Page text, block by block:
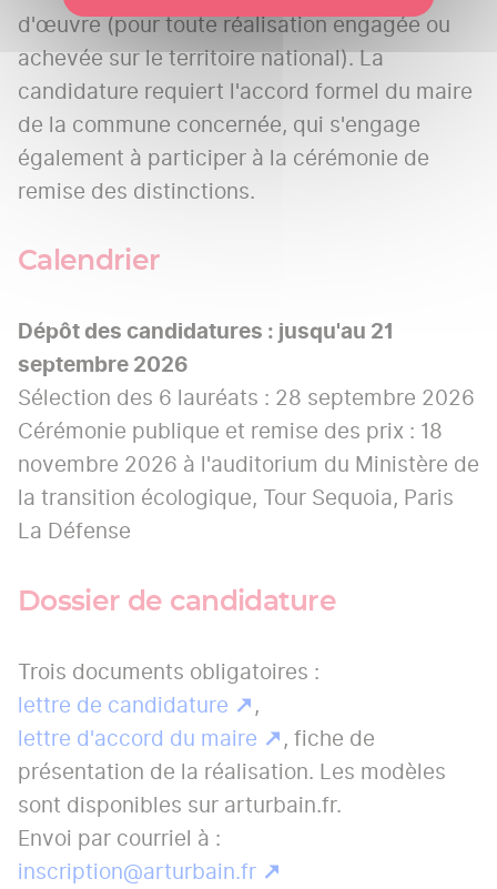
d'œuvre (pour toute réalisation engagée ou
achevée sur le territoire national). La
candidature requiert l'accord formel du maire
de la commune concernée, qui s'engage
également à participer à la cérémonie de
remise des distinctions.
Calendrier
Dépôt des candidatures : jusqu'au 21
septembre 2026
Sélection des 6 lauréats : 28 septembre 2026
Cérémonie publique et remise des prix : 18
novembre 2026 à l'auditorium du Ministère de
la transition écologique, Tour Sequoia, Paris
La Défense
Dossier de candidature
Trois documents obligatoires :
lettre de candidature
,
lettre d'accord du maire
, fiche de
présentation de la réalisation. Les modèles
sont disponibles sur arturbain.fr.
Envoi par courriel à :
inscription@arturbain.fr